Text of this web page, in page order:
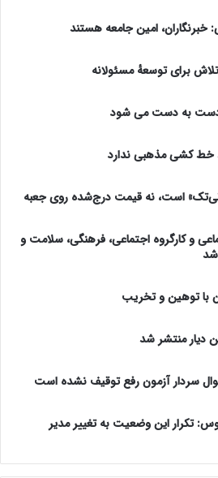
امین جامعه هستند
برای توسعهٔ مسئولانه
دست به دست می شود
خط کشی مذهبی ندارد
است، نه قیمت درج‌شده روی جعبه
و کارگروه اجتماعی، فرهنگی، سلامت و
شد
با توهین و تخریب
دیار منتشر شد
سردار آزمون رفع توقیف نشده است
تکرار این وضعیت به تغییر مدیر